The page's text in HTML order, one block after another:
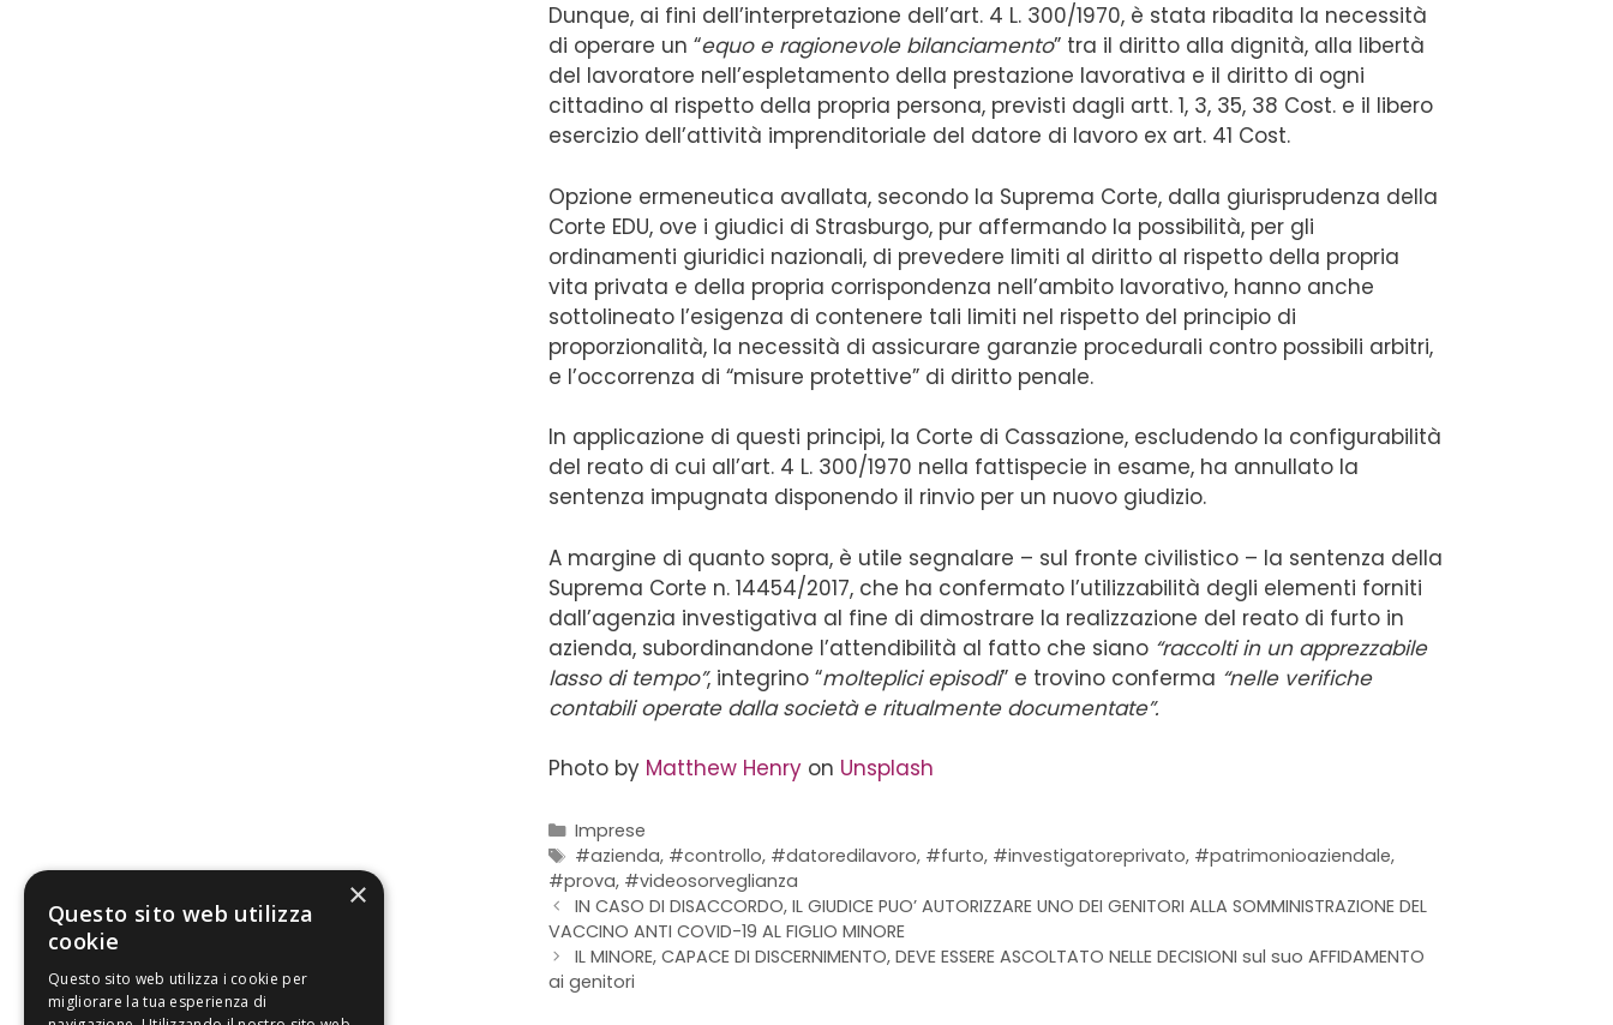
Dunque, ai fini dell’interpretazione dell’art. 4 L. 300/1970, è stata ribadita la necessità
di operare un “equo e ragionevole bilanciamento” tra il diritto alla dignità, alla libertà
del lavoratore nell’espletamento della prestazione lavorativa e il diritto di ogni
cittadino al rispetto della propria persona, previsti dagli artt. 1, 3, 35, 38 Cost. e il libero
esercizio dell’attività imprenditoriale del datore di lavoro ex art. 41 Cost.
Opzione ermeneutica avallata, secondo la Suprema Corte, dalla giurisprudenza della
Corte EDU, ove i giudici di Strasburgo, pur affermando la possibilità, per gli
ordinamenti giuridici nazionali, di prevedere limiti al diritto al rispetto della propria
vita privata e della propria corrispondenza nell’ambito lavorativo, hanno anche
sottolineato l’esigenza di contenere tali limiti nel rispetto del principio di
proporzionalità, la necessità di assicurare garanzie procedurali contro possibili arbitri,
e l’occorrenza di “misure protettive” di diritto penale.
In applicazione di questi principi, la Corte di Cassazione, escludendo la configurabilità
del reato di cui all’art. 4 L. 300/1970 nella fattispecie in esame, ha annullato la
sentenza impugnata disponendo il rinvio per un nuovo giudizio.
A margine di quanto sopra, è utile segnalare – sul fronte civilistico – la sentenza della
Suprema Corte n. 14454/2017, che ha confermato l’utilizzabilità degli elementi forniti
dall’agenzia investigativa al fine di dimostrare la realizzazione del reato di furto in
azienda, subordinandone l’attendibilità al fatto che siano “raccolti in un apprezzabile
lasso di tempo”, integrino “molteplici episodi” e trovino conferma “nelle verifiche
contabili operate dalla società e ritualmente documentate”.
Photo by Matthew Henry on Unsplash
Imprese
#azienda, #controllo, #datoredilavoro, #furto, #investigatoreprivato, #patrimonioaziendale,
#prova, #videosorveglianza
IN CASO DI DISACCORDO, IL GIUDICE PUO’ AUTORIZZARE UNO DEI GENITORI ALLA SOMMINISTRAZIONE DEL
VACCINO ANTI COVID-19 AL FIGLIO MINORE
IL MINORE, CAPACE DI DISCERNIMENTO, DEVE ESSERE ASCOLTATO NELLE DECISIONI sul suo AFFIDAMENTO
ai genitori
×
Questo sito web utilizza
cookie
Questo sito web utilizza i cookie per
migliorare la tua esperienza di